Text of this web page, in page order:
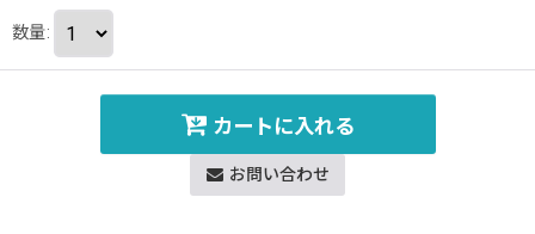
数量:
カートに入れる
お問い合わせ